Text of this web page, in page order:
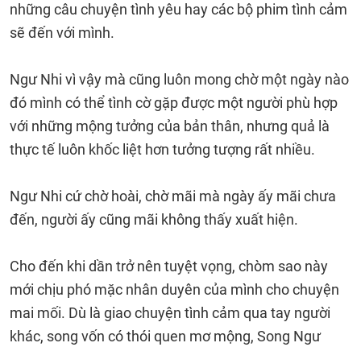
những câu chuyện tình yêu hay các bộ phim tình cảm
sẽ đến với mình.
Ngư Nhi vì vậy mà cũng luôn mong chờ một ngày nào
đó mình có thể tình cờ gặp được một người phù hợp
với những mộng tưởng của bản thân, nhưng quả là
thực tế luôn khốc liệt hơn tưởng tượng rất nhiều.
Ngư Nhi cứ chờ hoài, chờ mãi mà ngày ấy mãi chưa
đến, người ấy cũng mãi không thấy xuất hiện.
Cho đến khi dần trở nên tuyệt vọng, chòm sao này
mới chịu phó mặc nhân duyên của mình cho chuyện
mai mối. Dù là giao chuyện tình cảm qua tay người
khác, song vốn có thói quen mơ mộng, Song Ngư